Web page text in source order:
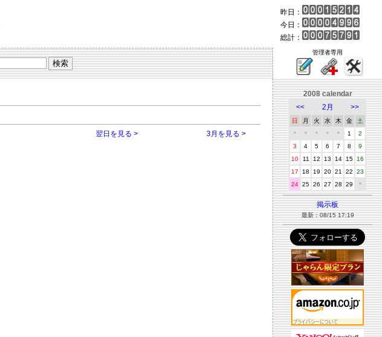
昨日：
今日：
総計：
管理者専用
翌日を見る > 3月を見る >
2008 calendar
<<
2月 >>
日 月 火 水 木 金
土
＊
＊ ＊ ＊ ＊ 1
2
3
4 5 6 7 8
9
10
11 12 13 14 15
16
17
18 19 20 21 22
23
24 25 26 27 28 29 ＊
掲示板
最新：08/15 17:19